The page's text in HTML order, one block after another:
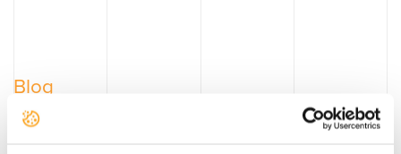
Blog
Meer lezen van OGonline